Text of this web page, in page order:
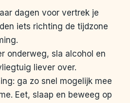
dagen voor vertrek je
iets richting de tijdzone
onderweg, sla alcohol en
liever over.
ga zo snel mogelijk mee
Eet, slaap en beweeg op